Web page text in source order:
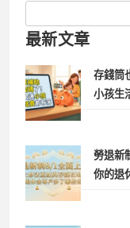
最新文章
存錢筒
小孩生
勞退新
你的退